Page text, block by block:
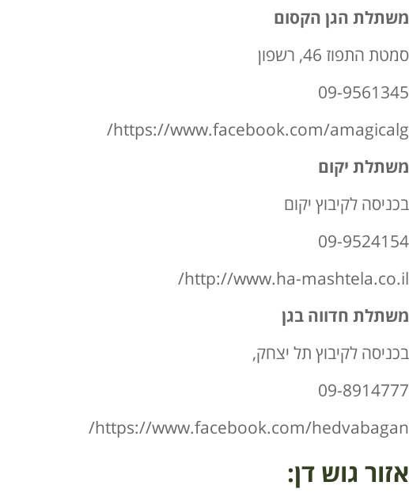
משתלת הגן הקסום
סמטת התפוז 46, רשפון
09-9561345
https://www.facebook.com/amagicalg/
משתלת יקום
בכניסה לקיבוץ יקום
09-9524154
http://www.ha-mashtela.co.il/
משתלת חדווה בגן
בכניסה לקיבוץ תל יצחק,
09-8914777
https://www.facebook.com/hedvabagan/
אזור גוש דן: